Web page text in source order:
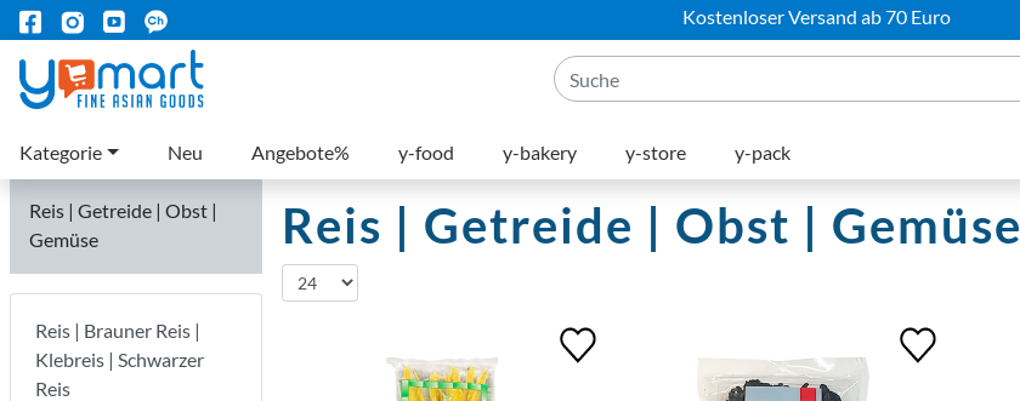
Kostenloser Versand ab 70 Euro
Kategorie Neu Angebote% y-food y-bakery y-store y-pack
Reis | Getreide | Obst |
Gemüse
Reis | Brauner Reis |
Klebreis | Schwarzer
Reis
Reis | Getreide | Obst | Gemüse